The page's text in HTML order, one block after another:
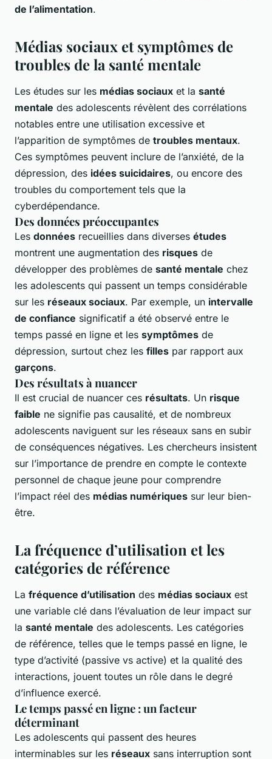
de l’alimentation.
Médias sociaux et symptômes de
troubles de la santé mentale
Les études sur les médias sociaux et la santé
mentale des adolescents révèlent des corrélations
notables entre une utilisation excessive et
l’apparition de symptômes de troubles mentaux.
Ces symptômes peuvent inclure de l’anxiété, de la
dépression, des idées suicidaires, ou encore des
troubles du comportement tels que la
cyberdépendance.
Des données préoccupantes
Les données recueillies dans diverses études
montrent une augmentation des risques de
développer des problèmes de santé mentale chez
les adolescents qui passent un temps considérable
sur les réseaux sociaux. Par exemple, un intervalle
de confiance significatif a été observé entre le
temps passé en ligne et les symptômes de
dépression, surtout chez les filles par rapport aux
garçons.
Des résultats à nuancer
Il est crucial de nuancer ces résultats. Un risque
faible ne signifie pas causalité, et de nombreux
adolescents naviguent sur les réseaux sans en subir
de conséquences négatives. Les chercheurs insistent
sur l’importance de prendre en compte le contexte
personnel de chaque jeune pour comprendre
l’impact réel des médias numériques sur leur bien-
être.
La fréquence d’utilisation et les
catégories de référence
La fréquence d’utilisation des médias sociaux est
une variable clé dans l’évaluation de leur impact sur
la santé mentale des adolescents. Les catégories
de référence, telles que le temps passé en ligne, le
type d’activité (passive vs active) et la qualité des
interactions, jouent toutes un rôle dans le degré
d’influence exercé.
Le temps passé en ligne : un facteur
déterminant
Les adolescents qui passent des heures
interminables sur les réseaux sans interruption sont